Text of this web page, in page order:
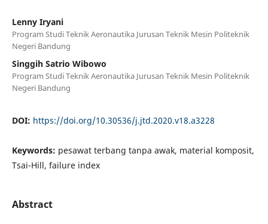
Lenny Iryani
Program Studi Teknik Aeronautika Jurusan Teknik Mesin Politeknik
Negeri Bandung
Singgih Satrio Wibowo
Program Studi Teknik Aeronautika Jurusan Teknik Mesin Politeknik
Negeri Bandung
DOI: https://doi.org/10.30536/j.jtd.2020.v18.a3228
Keywords: pesawat terbang tanpa awak, material komposit,
Tsai-Hill, failure index
Abstract